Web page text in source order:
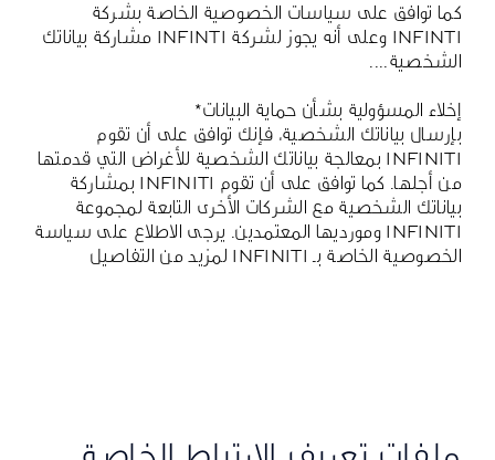
كما توافق على سياسات الخصوصية الخاصة بشركة
INFINTI وعلى أنه يجوز لشركة INFINTI مشاركة بياناتك
الشخصية....
إخلاء المسؤولية بشأن حماية البيانات*
بإرسال بياناتك الشخصية، فإنك توافق على أن تقوم
INFINITI بمعالجة بياناتك الشخصية للأغراض التي قدمتها
من أجلها. كما توافق على أن تقوم INFINITI بمشاركة
بياناتك الشخصية مع الشركات الأخرى التابعة لمجموعة
INFINITI ومورديها المعتمدين. يرجى الاطلاع على سياسة
الخصوصية الخاصة بـ